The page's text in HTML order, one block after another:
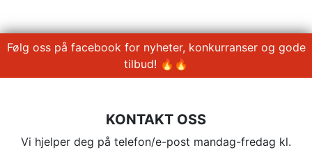
Følg oss på facebook for nyheter, konkurranser og gode
tilbud! 🔥🔥
KONTAKT OSS
Vi hjelper deg på telefon/e-post mandag-fredag kl.